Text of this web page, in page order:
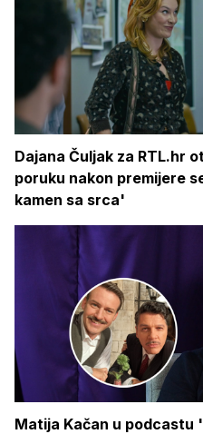
Dajana Čuljak za RTL.hr
poruku nakon premijere
kamen sa srca'
Matija Kačan u podcastu